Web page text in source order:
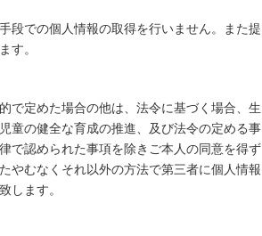
段での個人情報の取得を行いません。また提
す。
で定めた場合の他は、法令に基づく場合、生
童の健全な育成の推進、及び法令の定める事
で認められた事項を除きご本人の同意を得ず
やむなくそれ以外の方法で第三者に個人情報
します。